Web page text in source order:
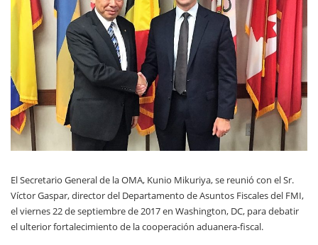
El Secretario General de la OMA, Kunio Mikuriya, se reunió con el Sr.
Víctor Gaspar, director del Departamento de Asuntos Fiscales del FMI,
el viernes 22 de septiembre de 2017 en Washington, DC, para debatir
el ulterior fortalecimiento de la cooperación aduanera-fiscal.